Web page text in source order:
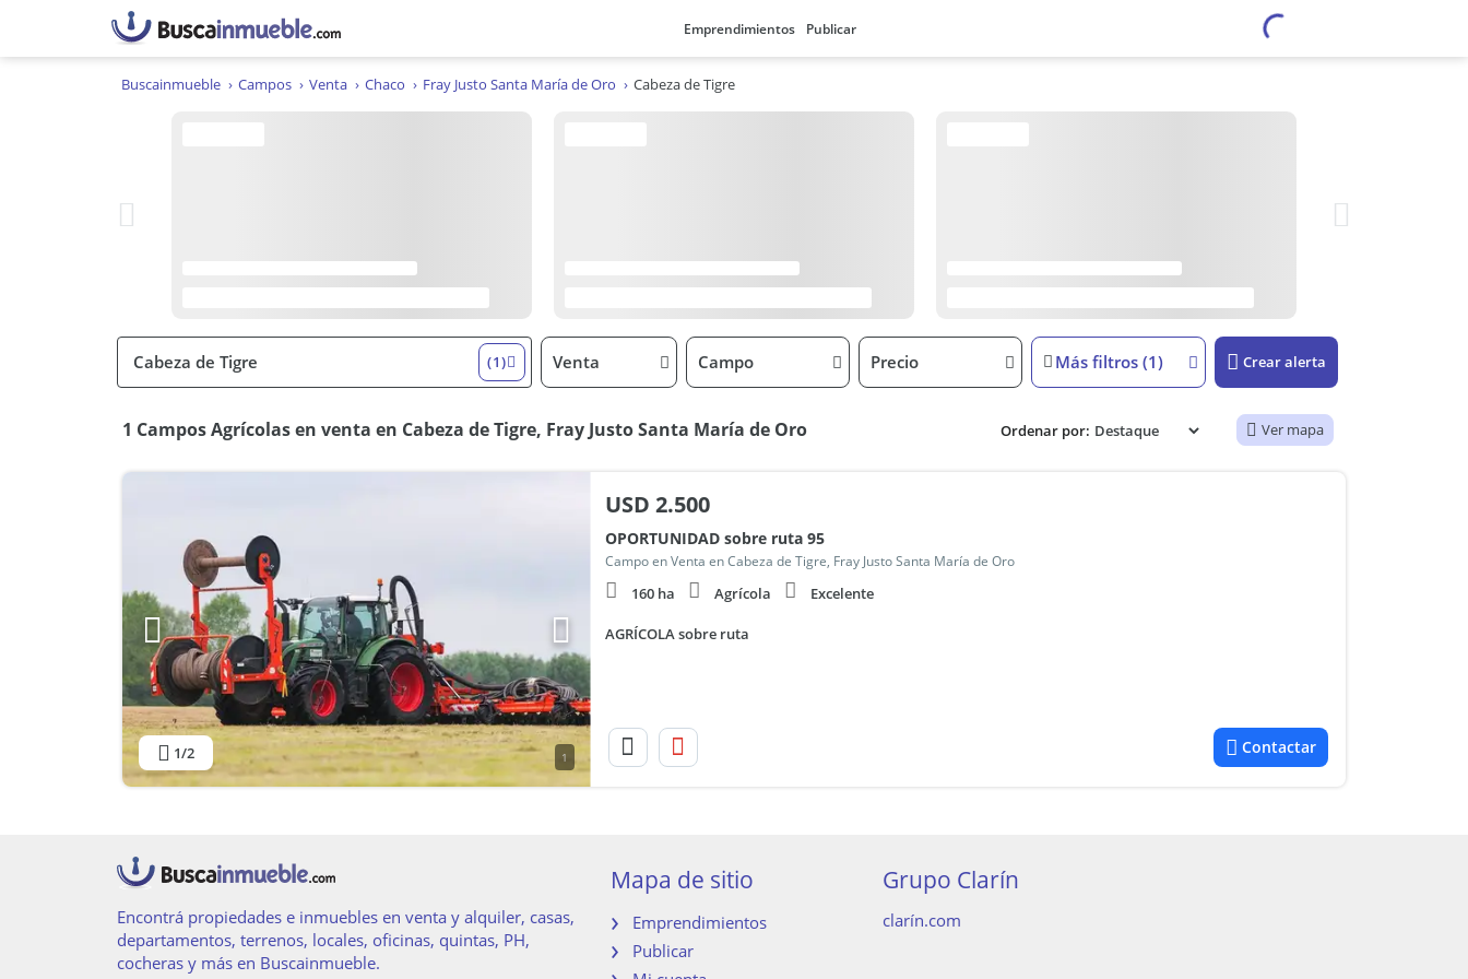
Emprendimientos Publicar
Buscainmueble Campos Venta Chaco Fray Justo Santa María de Oro Cabeza de Tigre
(1) Venta Campo Precio Más filtros (1) Crear alerta
1 Campos Agrícolas en venta en Cabeza de Tigre, Fray Justo Santa María de Oro Ordenar por: Ver mapa
1/2 1
USD 2.500
OPORTUNIDAD sobre ruta 95
Campo en Venta en Cabeza de Tigre, Fray Justo Santa María de Oro
160 ha Agrícola Excelente
AGRÍCOLA sobre ruta
Contactar
Encontrá propiedades e inmuebles en venta y alquiler, casas,
departamentos, terrenos, locales, oficinas, quintas, PH,
cocheras y más en Buscainmueble.
Mapa de sitio
Emprendimientos
Publicar
Grupo Clarín
clarín.com